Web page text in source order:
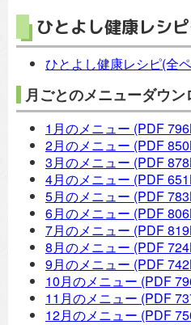
ひとよし健康レシ
ひとよし健康レシピ(全
月ごとのメニューダウン
1月のメニュー (PDF
2月のメニュー (PDF
3月のメニュー (PDF
4月のメニュー (PDF
5月のメニュー (PDF
6月のメニュー (PDF
7月のメニュー (PDF
8月のメニュー (PDF
9月のメニュー (PDF
10月のメニュー (PDF
11月のメニュー (PDF
12月のメニュー (PDF